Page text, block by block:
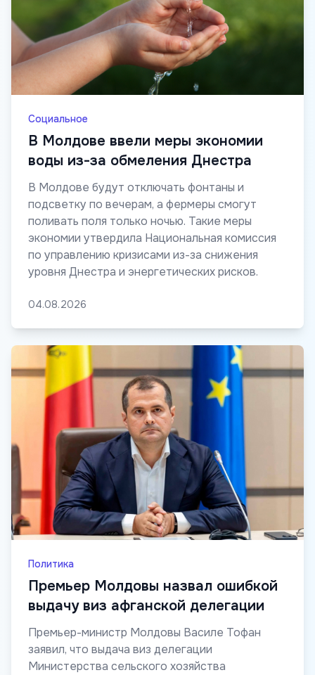
Социальное
В Молдове ввели меры экономии
воды из-за обмеления Днестра
В Молдове будут отключать фонтаны и
подсветку по вечерам, а фермеры смогут
поливать поля только ночью. Такие меры
экономии утвердила Национальная комиссия
по управлению кризисами из-за снижения
уровня Днестра и энергетических рисков.
04.08.2026
Политика
Премьер Молдовы назвал ошибкой
выдачу виз афганской делегации
Премьер-министр Молдовы Василе Тофан
заявил, что выдача виз делегации
Министерства сельского хозяйства